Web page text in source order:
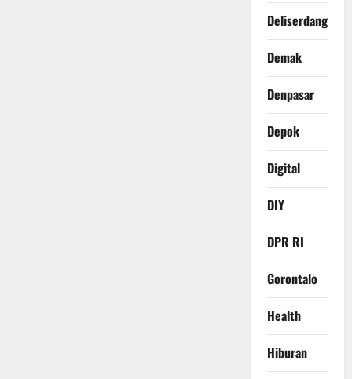
Deliserdang
Demak
Denpasar
Depok
Digital
DIY
DPR RI
Gorontalo
Health
Hiburan